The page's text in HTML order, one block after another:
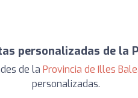
personalizadas de la
de la Provincia de Illes
personalizadas.